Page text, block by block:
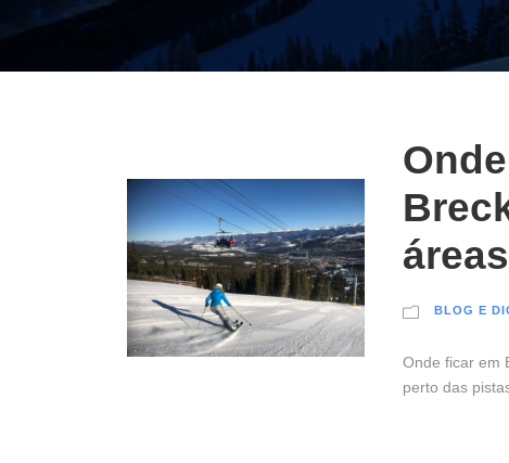
áreas
BLOG E
Onde ficar em
perto das